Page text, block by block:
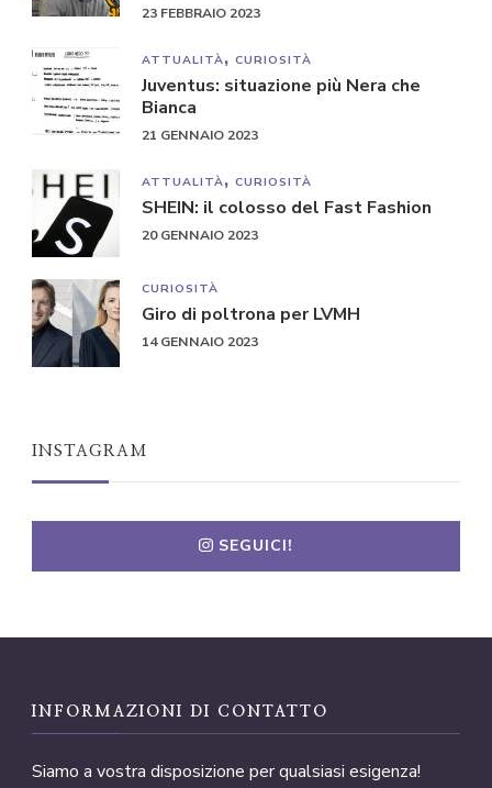
23 FEBBRAIO 2023
ATTUALITÀ CURIOSITÀ
Juventus: situazione più Nera che
Bianca
21 GENNAIO 2023
ATTUALITÀ CURIOSITÀ
SHEIN: il colosso del Fast Fashion
20 GENNAIO 2023
CURIOSITÀ
Giro di poltrona per LVMH
14 GENNAIO 2023
INSTAGRAM
SEGUICI!
INFORMAZIONI DI CONTATTO
Siamo a vostra disposizione per qualsiasi esigenza!